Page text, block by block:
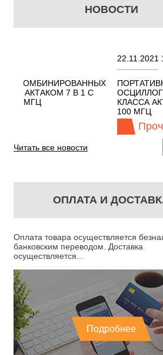
НОВОСТИ
ПОРТАТИВНЫЕ
ОСЦИЛЛОГРАФЫ
КЛАССА АКТАКОМ "3 В 1" С
Читать все новости
ОПЛАТА И
Оплата товара осуществляется
банковским переводом. Доставка
осуществляется...
Подробнее
АКТИВНЫЙ
2,5 ГГЦ С